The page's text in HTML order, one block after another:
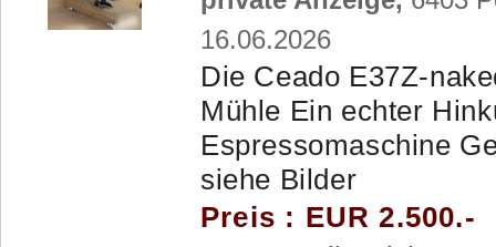
16.06.2026
Die Ceado E37Z-
Mühle Ein echter
Espressomaschine
siehe Bilder
Preis : EUR 2.500.-